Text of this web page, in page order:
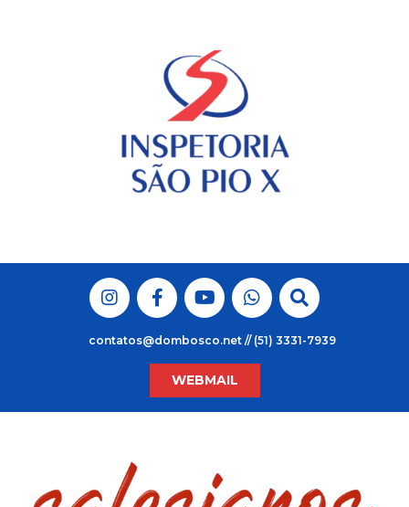
contatos@dombosco.net // (51) 3331-7939
WEBMAIL